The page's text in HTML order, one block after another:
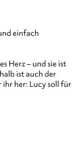
einfach
Herz – und sie ist
ist auch der
her: Lucy soll für